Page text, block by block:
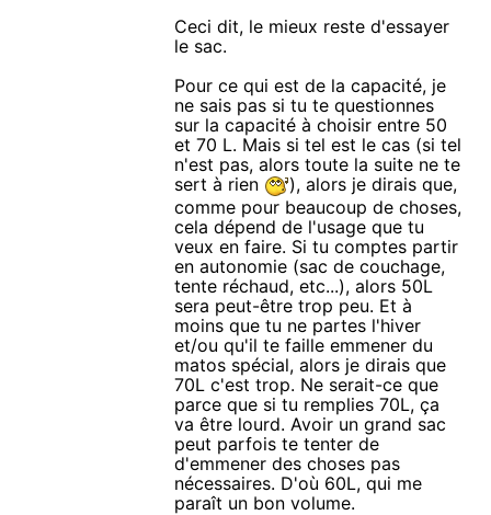
Ceci dit, le mieux reste d'essayer
le sac.
Pour ce qui est de la capacité, je
ne sais pas si tu te questionnes
sur la capacité à choisir entre 50
et 70 L. Mais si tel est le cas (si tel
n'est pas, alors toute la suite ne te
sert à rien
), alors je dirais que,
comme pour beaucoup de choses,
cela dépend de l'usage que tu
veux en faire. Si tu comptes partir
en autonomie (sac de couchage,
tente réchaud, etc...), alors 50L
sera peut-être trop peu. Et à
moins que tu ne partes l'hiver
et/ou qu'il te faille emmener du
matos spécial, alors je dirais que
70L c'est trop. Ne serait-ce que
parce que si tu remplies 70L, ça
va être lourd. Avoir un grand sac
peut parfois te tenter de
d'emmener des choses pas
nécessaires. D'où 60L, qui me
paraît un bon volume.